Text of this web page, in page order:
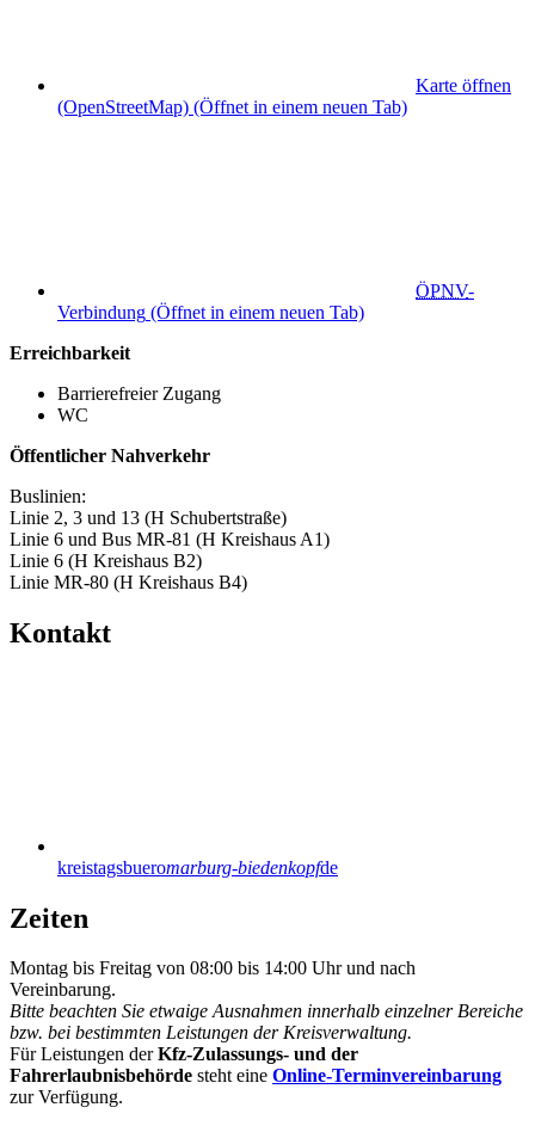
Karte öffnen
(OpenStreetMap) (Öffnet in einem neuen Tab)
ÖPNV-
Verbindung (Öffnet in einem neuen Tab)
Erreichbarkeit
Barrierefreier Zugang
WC
Öffentlicher Nahverkehr
Buslinien:
Linie 2, 3 und 13 (H Schubertstraße)
Linie 6 und Bus MR-81 (H Kreishaus A1)
Linie 6 (H Kreishaus B2)
Linie MR-80 (H Kreishaus B4)
Kontakt
kreistagsbueromarburg-biedenkopfde
Zeiten
Montag bis Freitag von 08:00 bis 14:00 Uhr und nach
Vereinbarung.
Bitte beachten Sie etwaige Ausnahmen innerhalb einzelner Bereiche
bzw. bei bestimmten Leistungen der Kreisverwaltung.
Für Leistungen derKfz-Zulassungs- und der
Fahrerlaubnisbehörde steht eine Online-Terminvereinbarung
zur Verfügung.